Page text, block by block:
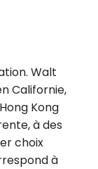
Walt
Californie,
Kong
à des
choix
à